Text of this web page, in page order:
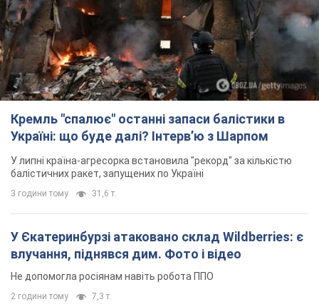
У липні країна-агресорка встановила "рекорд" за кількістю
балістичних ракет, запущених по Україні
3 години тому 31,6 т.
У Єкатеринбурзі атаковано склад Wildberries: є
влучання, піднявся дим. Фото і відео
Не допомогла росіянам навіть робота ППО
2 години тому
З 1 вересня українським вчителям підвищать
зарплати: Корецький розкрив деталі
Одночасно з підвищенням зарплат педагогам уряд
анонсував збільшення студентських стипендій
9 годин тому 8,8 т.